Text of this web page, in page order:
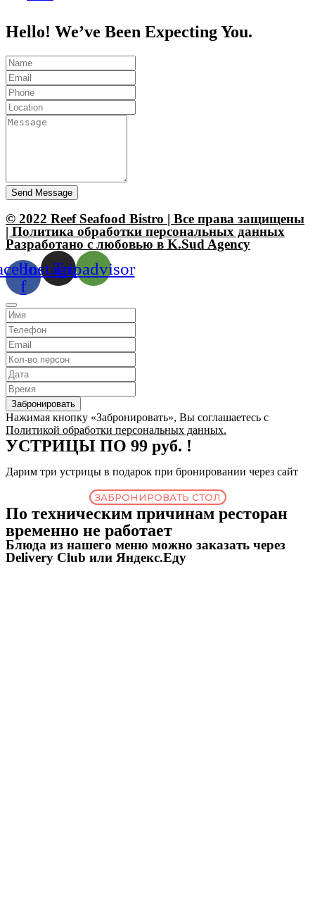
Hello! We’ve Been Expecting You.
Send Message
© 2022 Reef Seafood Bistro | Все права защищены
| Политика обработки персональных данных
Разработано с любовью в K.Sud Agency
f
Instagram
Tripadvisor
Забронировать
Нажимая кнопку «Забронировать», Вы соглашаетесь с
Политикой обработки персональных данных.
УСТРИЦЫ ПО 99 руб. !
Дарим три устрицы в подарок при бронировании через сайт
ЗАБРОНИРОВАТЬ СТОЛ
По техническим причинам ресторан
временно не работает
Блюда из нашего меню можно заказать через
Delivery Club или Яндекс.Еду